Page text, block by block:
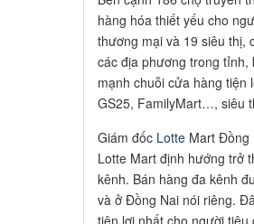
hàng hóa thiết yếu cho
thương mại và 19 siêu thị,
các địa phương trong
mạnh chuỗi cửa hàng tiện
GS25, FamilyMart…, siêu
Giám đốc Lotte Mart Đồng
Lotte Mart định hướng trở
kênh. Bán hàng đa kênh
và ở Đồng Nai nói riêng.
tiện lợi nhất cho người tiêu